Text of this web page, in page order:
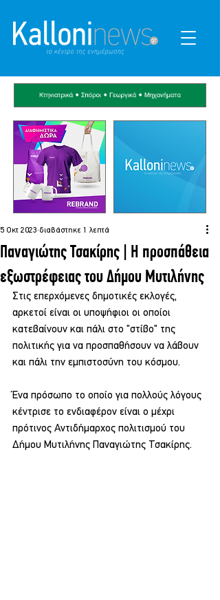
Παναγιώτης Τσακίρης | Η προσπάθεια
εξωστρέφειας του Δήμου Μυτιλήνης
5 Οκτ 2023 διαβάστηκε 1 λεπτά
Στις επερχόμενες δημοτικές εκλογές,
αρκετοί είναι οι υποψήφιοι οι οποίοι
κατεβαίνουν και πάλι στο "στίβο" της
πολιτικής για να προσπαθήσουν να λάβουν
και πάλι την εμπιστοσύνη του κόσμου.
Ένα πρόσωπο το οποίο για πολλούς λόγους
κέντρισε το ενδιαφέρον είναι ο μέχρι
πρότινος Αντιδήμαρχος πολιτισμού του
Δήμου Μυτιλήνης Παναγιώτης Τσακίρης.